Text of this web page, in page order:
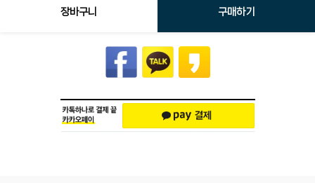
장바구니 구매하기